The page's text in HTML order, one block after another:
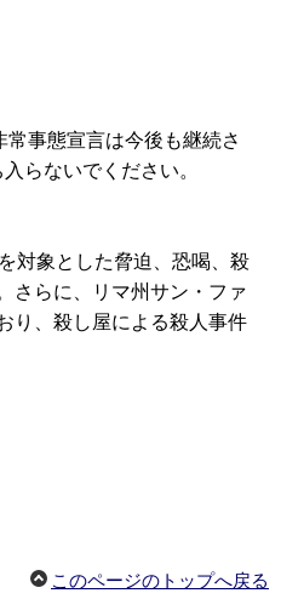
事態宣言は今後も継続さ
らないでください。
対象とした脅迫、恐喝、殺
さらに、リマ州サン・ファ
り、殺し屋による殺人事件
このページのトップへ戻る